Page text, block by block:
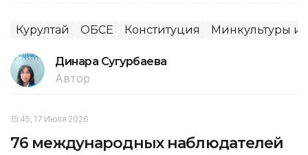
Курултай ОБСЕ Конституция Минкультуры
Динара Сугурбаева
Автор
15:45, 17 Июля 2026
76 международных наблюдателей